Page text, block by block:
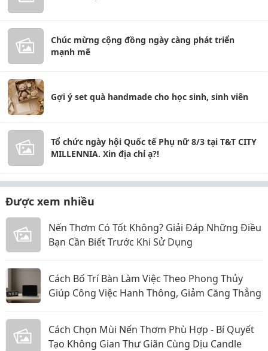
Chúc mừng cộng đồng ngày càng phát triển
mạnh mẽ
Gợi ý set quà handmade cho học sinh, sinh viên
Tổ chức ngày hội Quốc tế Phụ nữ 8/3 tại T&T CITY
MILLENNIA. Xin địa chỉ ạ?!
Được xem nhiều
Nến Thơm Có Tốt Không? Giải Đáp Những Điều
Bạn Cần Biết Trước Khi Sử Dụng
Cách Bố Trí Bàn Làm Việc Theo Phong Thủy
Giúp Công Việc Hanh Thông, Giảm Căng Thẳng
Cách Chọn Mùi Nến Thơm Phù Hợp - Bí Quyết
Tạo Không Gian Thư Giãn Cùng Dịu Candle